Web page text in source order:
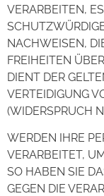
VERARBEITEN,
NACHWEISEN,
FREIHEITEN
DIENT DER
VERTEIDIGUNG
(WIDERSPRUCH
WERDEN IHRE
VERARBEITET,
SO HABEN SIE
GEGEN DIE